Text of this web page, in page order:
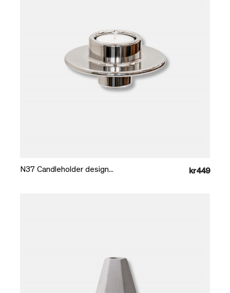
N37 Candleholder design... kr449